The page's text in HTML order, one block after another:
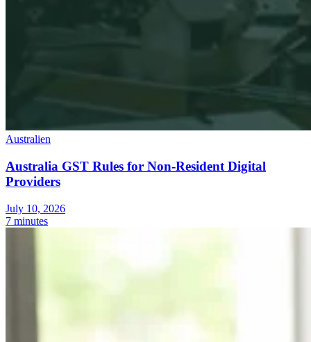
Australien
Australia GST Rules for Non-Resident Digital
Providers
July 10, 2026
7 minutes